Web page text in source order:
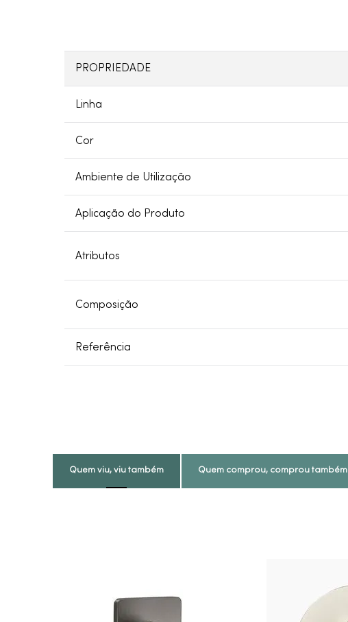
PROPRIEDADE
Linha
Cor
Ambiente de Utilização
Aplicação do Produto
Atributos
Composição
Referência
Quem viu, viu também Quem comprou, comprou também